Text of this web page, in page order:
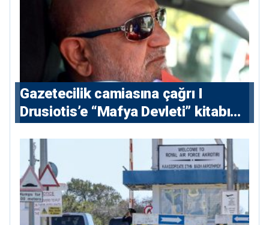
Gazetecilik camiasına çağrı I
⁠Drusiotis’e “Mafya Devleti” kitabı